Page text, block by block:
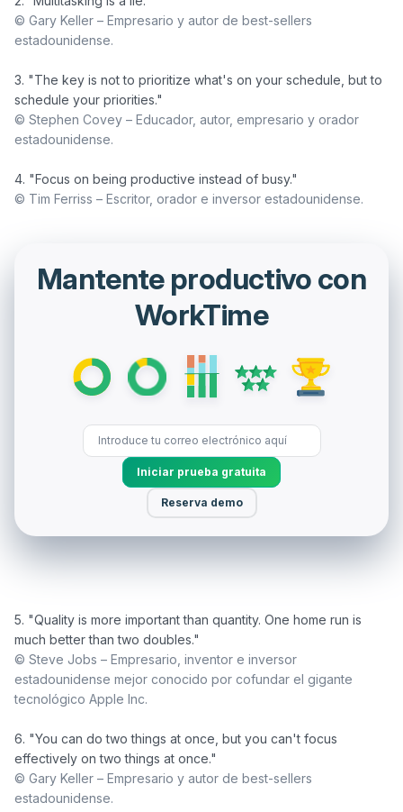
© Gary Keller – Empresario y autor de best-sellers
estadounidense.
3. "The key is not to prioritize what's on your schedule, but to
© Stephen Covey – Educador, autor, empresario y orador
estadounidense.
© Tim Ferriss – Escritor, orador e inversor estadounidense.
Mantente productivo con
WorkTime
Iniciar prueba gratuita
Reserva demo
5. "Quality is more important than quantity. One home run is
© Steve Jobs – Empresario, inventor e inversor
estadounidense mejor conocido por cofundar el gigante
tecnológico Apple Inc.
6. "You can do two things at once, but you can't focus
© Gary Keller – Empresario y autor de best-sellers
estadounidense.